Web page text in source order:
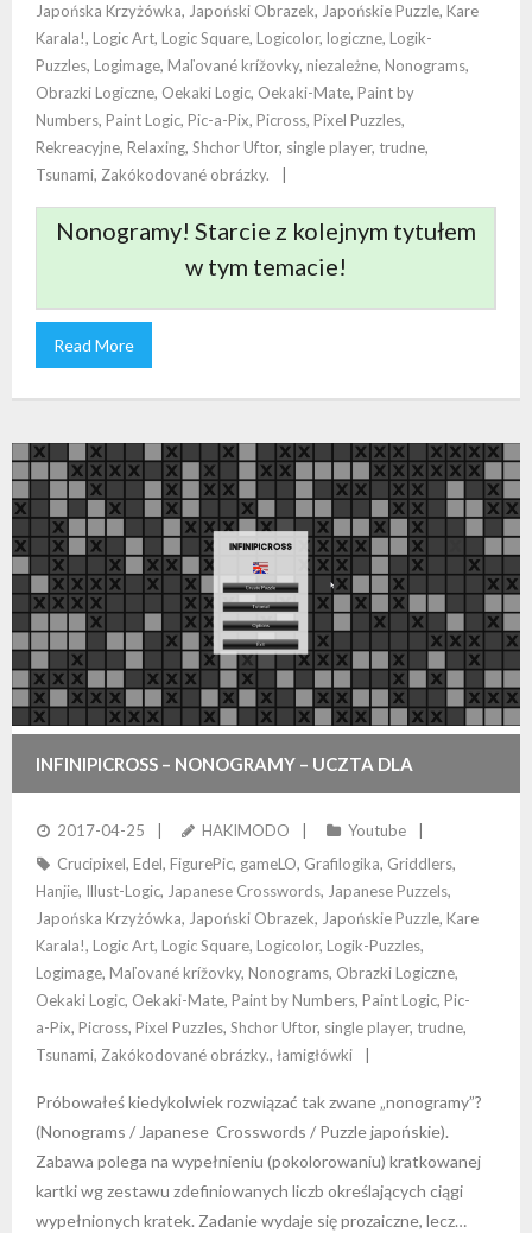
Japońska Krzyżówka, Japoński Obrazek, Japońskie Puzzle, Kare
Karala!, Logic Art, Logic Square, Logicolor, logiczne, Logik-
Puzzles, Logimage, Maľované krížovky, niezależne, Nonograms,
Obrazki Logiczne, Oekaki Logic, Oekaki-Mate, Paint by
Numbers, Paint Logic, Pic-a-Pix, Picross, Pixel Puzzles,
Rekreacyjne, Relaxing, Shchor Uftor, single player, trudne,
Tsunami, Zakókodované obrázky.
Nonogramy! Starcie z kolejnym tytułem
w tym temacie!
Read More
INFINIPICROSS – NONOGRAMY – UCZTA DLA
UMYSŁU!
2017-04-25 HAKIMODO
Youtube
Crucipixel, Edel, FigurePic, gameLO, Grafilogika, Griddlers,
Hanjie, Illust-Logic, Japanese Crosswords, Japanese Puzzels,
Japońska Krzyżówka, Japoński Obrazek, Japońskie Puzzle, Kare
Karala!, Logic Art, Logic Square, Logicolor, Logik-Puzzles,
Logimage, Maľované krížovky, Nonograms, Obrazki Logiczne,
Oekaki Logic, Oekaki-Mate, Paint by Numbers, Paint Logic, Pic-
a-Pix, Picross, Pixel Puzzles, Shchor Uftor, single player, trudne,
Tsunami, Zakókodované obrázky., łamigłówki
Próbowałeś kiedykolwiek rozwiązać tak zwane „nonogramy”?
(Nonograms / Japanese Crosswords / Puzzle japońskie).
Zabawa polega na wypełnieniu (pokolorowaniu) kratkowanej
kartki wg zestawu zdefiniowanych liczb określających ciągi
wypełnionych kratek. Zadanie wydaje się prozaiczne, lecz…